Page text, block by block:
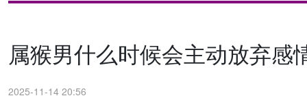
属猴男什么时候会主动放弃感
2025-11-14 20:56